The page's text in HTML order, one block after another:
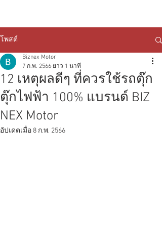
โพสต์
12 เหตุผลดีๆ ที่ควรใช้รถตุ๊ก
ตุ๊กไฟฟ้า 100% แบรนด์ BIZ
NEX Motor
Biznex Motor
7 ก.พ. 2566 ยาว 1 นาที
อัปเดตเมื่อ 8 ก.พ. 2566